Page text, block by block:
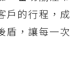
戶的行程，成
盾，讓每一次